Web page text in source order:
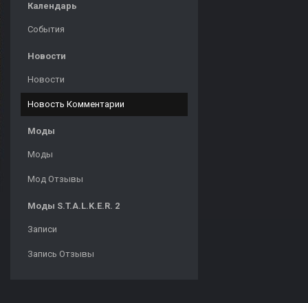
Календарь
События
Новости
Новости
Новость Комментарии
Моды
Моды
Мод Отзывы
Моды S.T.A.L.K.E.R. 2
Записи
Запись Отзывы